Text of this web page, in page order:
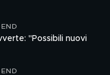
"Possibili nuovi